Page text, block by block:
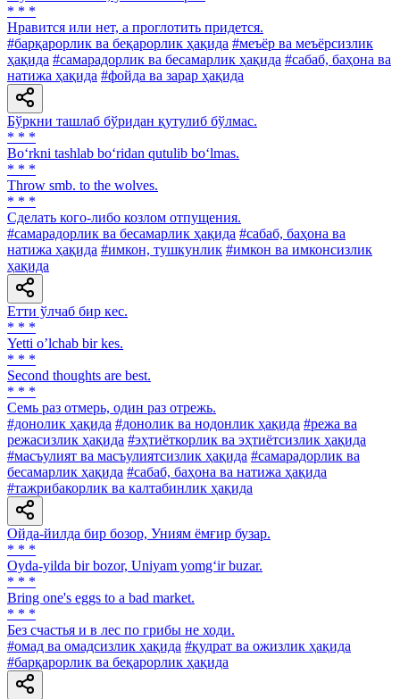
* * *
Нравится или нет, а проглотить придется.
#барқарорлик ва беқарорлик ҳақида #меъёр ва меъёрсизлик
ҳақида #самарадорлик ва бесамарлик ҳақида #сабаб, баҳона ва
натижа ҳақида #фойда ва зарар ҳақида
Бўркни ташлаб бўридан қутулиб бўлмас.
* * *
Bo‘rkni tashlab bo‘ridan qutulib bo‘lmas.
* * *
Throw smb. to the wolves.
* * *
Сделать кого-либо козлом отпущения.
#самарадорлик ва бесамарлик ҳақида #сабаб, баҳона ва
натижа ҳақида #имкон, тушкунлик #имкон ва имконсизлик
ҳақида
Етти ўлчаб бир кес.
* * *
Yetti oʼlchab bir kes.
* * *
Second thoughts are best.
* * *
Семь раз отмерь, один раз отрежь.
#донолик ҳақида #донолик ва нодонлик ҳақида #режа ва
режасизлик ҳақида #эҳтиёткорлик ва эҳтиётсизлик ҳақида
#масъулият ва масъулиятсизлик ҳақида #самарадорлик ва
бесамарлик ҳақида #сабаб, баҳона ва натижа ҳақида
#тажрибакорлик ва калтабинлик ҳақида
Ойда-йилда бир бозор, Униям ёмғир бузар.
* * *
Oyda-yilda bir bozor, Uniyam yomg‘ir buzar.
* * *
Bring one's eggs to a bad market.
* * *
Без счастья и в лес по грибы не ходи.
#омад ва омадсизлик ҳақида #қудрат ва ожизлик ҳақида
#барқарорлик ва беқарорлик ҳақида